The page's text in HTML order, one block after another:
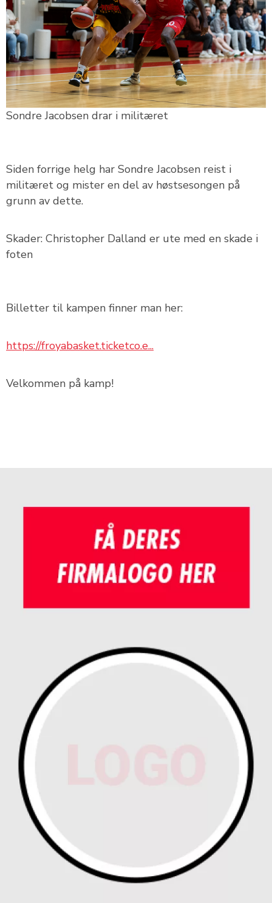
Sondre Jacobsen drar i militæret
Siden forrige helg har Sondre Jacobsen reist i
militæret og mister en del av høstsesongen på
grunn av dette.
Skader: Christopher Dalland er ute med en skade i
foten
Billetter til kampen finner man her:
https://froyabasket.ticketco.e...
Velkommen på kamp!